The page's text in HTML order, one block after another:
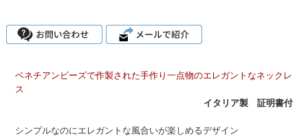
ベネチアンビーズで作製された手作り一点物のエレガントなネックレ
ス
イタリア製 証明書付
シンプルなのにエレガントな風合いが楽しめるデザイン